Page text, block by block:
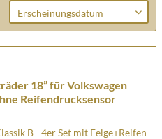
18” für Volkswagen
Reifendrucksensor
B - 4er Set mit Felge+Reifen